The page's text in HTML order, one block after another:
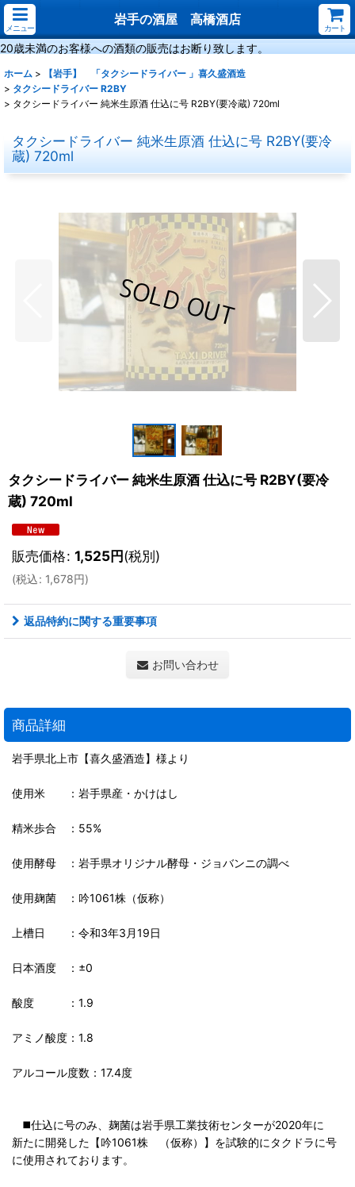
メニュー
岩手の酒屋 高橋酒店
カート
20歳未満のお客様への酒類の販売はお断り致します。
ホーム >
【岩手】 「タクシードライバー 」喜久盛酒造
> タクシードライバー R2BY
> タクシードライバー 純米生原酒 仕込に号 R2BY(要冷蔵) 720ml
タクシードライバー 純米生原酒 仕込に号 R2BY(要冷
蔵) 720ml
タクシードライバー 純米生原酒 仕込に号 R2BY(要冷
蔵) 720ml
販売価格: 1,525円(税別)
(税込: 1,678円)
返品特約に関する重要事項
お問い合わせ
商品詳細
岩手県北上市【喜久盛酒造】様より
使用米 ：岩手県産・かけはし
精米歩合 ：55%
使用酵母 ：岩手県オリジナル酵母・ジョバンニの調べ
使用麹菌 ：吟1061株（仮称）
上槽日 ：令和3年3月19日
日本酒度 ：±0
酸度 ：1.9
アミノ酸度：1.8
アルコール度数：17.4度
◼️仕込に号のみ、麹菌は岩手県工業技術センターが2020年に
新たに開発した【吟1061株 （仮称）】を試験的にタクドラに号
に使用されております。